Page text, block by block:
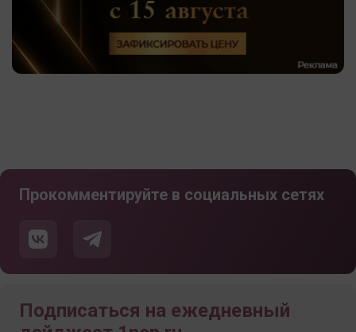
Прокомментируйте в социальных сетях
Подписаться на ежедневный